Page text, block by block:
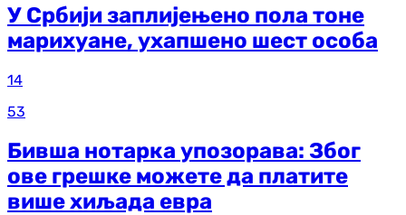
У Србији заплијењено пола тоне
марихуане, ухапшено шест особа
14
53
Бивша нотарка упозорава: Због
ове грешке можете да платите
више хиљада евра